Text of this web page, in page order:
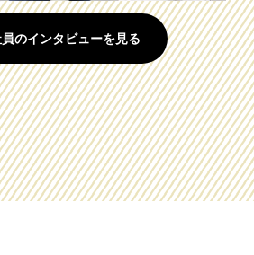
のインタビューを見る